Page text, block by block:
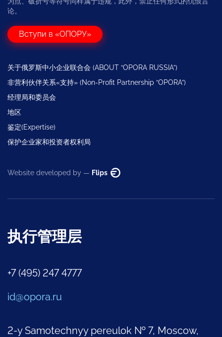
论。
Вступи в «ОПОРУ»
关于俄罗斯中小企业联合会 (ABOUT “OPORA RUSSIA”)
非营利伙伴关系«支持» (Non-Profit Partnership “OPORA”)
经理局和委员会
地区
鉴定(Expertise)
保护企业家和投资者权利局
Website developed by — Flips
执行管理层
+7 (495) 247 4777
id@opora.ru
2-y Samotechnyy pereulok № 7, Moscow,